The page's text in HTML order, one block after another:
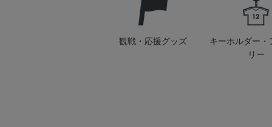
観戦・応援グッズ
キーホルダー・
リー